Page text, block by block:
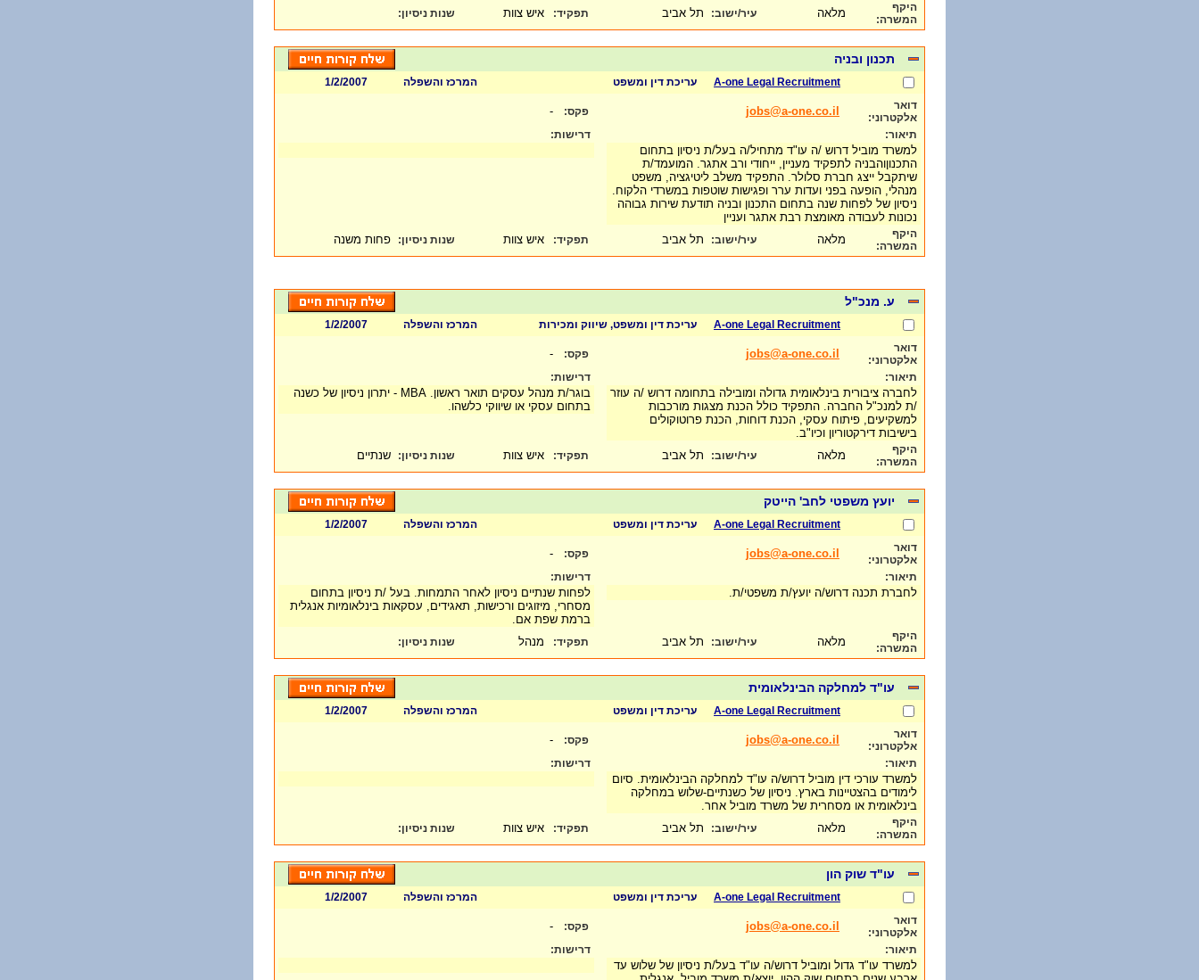
היקף
המשרה:
מלאה עיר/ישוב: תל אביב תפקיד: איש צוות שנות ניסיון:
תכנון ובניה
A-one Legal Recruitment עריכת דין ומשפט המרכז והשפלה
1/2/2007
דואר
אלקטרוני:
jobs@a-one.co.il פקס: -
תיאור:
למשרד מוביל דרוש /ה עו"ד מתחיל/ה בעל/ת ניסיון בתחום
התכנוןוהבניה לתפקיד מעניין, ייחודי ורב אתגר. המועמד/ת
שיתקבל ייצג חברת סלולר. התפקיד משלב ליטיגציה, משפט
מנהלי, הופעה בפני ועדות ערר ופגישות שוטפות במשרדי הלקוח.
ניסיון של לפחות שנה בתחום התכנון ובניה תודעת שירות גבוהה
נכונות לעבודה מאומצת רבת אתגר ועניין
דרישות:
היקף
המשרה:
מלאה עיר/ישוב: תל אביב תפקיד: איש צוות שנות ניסיון: פחות משנה
ע. מנכ"ל
A-one Legal Recruitment עריכת דין ומשפט, שיווק ומכירות המרכז והשפלה
1/2/2007
דואר
אלקטרוני:
jobs@a-one.co.il פקס: -
תיאור:
לחברה ציבורית בינלאומית גדולה ומובילה בתחומה דרוש /ה עוזר
/ת למנכ"ל החברה. התפקיד כולל הכנת מצגות מורכבות
למשקיעים, פיתוח עסקי, הכנת דוחות, הכנת פרוטוקולים
בישיבות דירקטוריון וכיו"ב.
דרישות:
בוגר/ת מנהל עסקים תואר ראשון. MBA - יתרון ניסיון של כשנה
בתחום עסקי או שיווקי כלשהו.
היקף
המשרה:
מלאה עיר/ישוב: תל אביב תפקיד: איש צוות שנות ניסיון: שנתיים
יועץ משפטי לחב' הייטק
A-one Legal Recruitment עריכת דין ומשפט המרכז והשפלה
1/2/2007
דואר
אלקטרוני:
jobs@a-one.co.il פקס: -
תיאור:
לחברת תכנה דרוש/ה יועץ/ת משפטי/ת.
דרישות:
לפחות שנתיים ניסיון לאחר התמחות. בעל /ת ניסיון בתחום
מסחרי, מיזוגים ורכישות, תאגידים, עסקאות בינלאומיות אנגלית
ברמת שפת אם.
היקף
המשרה:
מלאה עיר/ישוב: תל אביב תפקיד: מנהל שנות ניסיון:
עו"ד למחלקה הבינלאומית
A-one Legal Recruitment עריכת דין ומשפט המרכז והשפלה
1/2/2007
דואר
אלקטרוני:
jobs@a-one.co.il פקס: -
תיאור:
למשרד עורכי דין מוביל דרוש/ה עו"ד למחלקה הבינלאומית. סיום
לימודים בהצטיינות בארץ. ניסיון של כשנתיים-שלוש במחלקה
בינלאומית או מסחרית של משרד מוביל אחר.
דרישות:
היקף
המשרה:
מלאה עיר/ישוב: תל אביב תפקיד: איש צוות שנות ניסיון:
עו"ד שוק הון
A-one Legal Recruitment עריכת דין ומשפט המרכז והשפלה
1/2/2007
דואר
אלקטרוני:
jobs@a-one.co.il פקס: -
תיאור:
למשרד עו"ד גדול ומוביל דרוש/ה עו"ד בעל/ת ניסיון של שלוש עד
דרישות: